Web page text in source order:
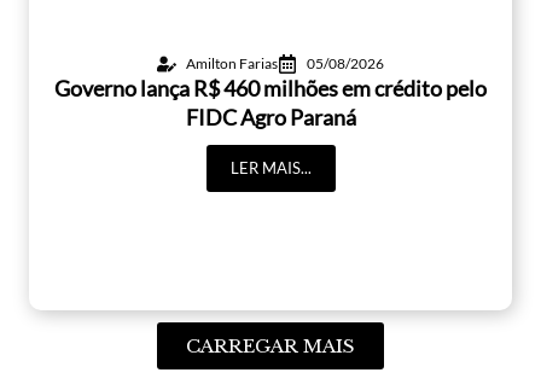
Amilton Farias 05/08/2026
Governo lança R$ 460 milhões em crédito pelo
FIDC Agro Paraná
LER MAIS...
CARREGAR MAIS